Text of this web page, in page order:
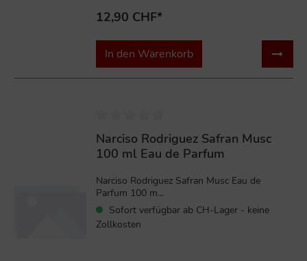
12,90 CHF*
In den Warenkorb
Narciso Rodriguez Safran Musc
100 ml Eau de Parfum
Narciso Rodriguez Safran Musc Eau de
Parfum 100 m...
Sofort verfügbar ab CH-Lager - keine
Zollkosten